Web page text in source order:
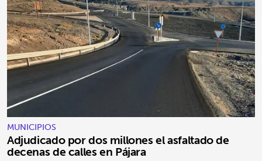
MUNICIPIOS
Adjudicado por dos millones el asfaltado de
decenas de calles en Pájara